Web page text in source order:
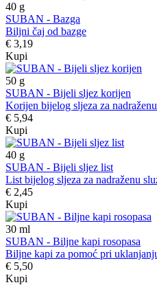
40 g
SUBAN - Bazga
Biljni čaj od bazge
€ 3,19
Kupi
50 g
SUBAN - Bijeli sljez korijen
Korijen bijelog sljeza za
€ 5,94
Kupi
40 g
SUBAN - Bijeli sljez list
List bijelog sljeza za nadraženu
€ 2,45
Kupi
30 ml
SUBAN - Biljne kapi rosopasa
Biljne kapi za pomoć pri
€ 5,50
Kupi